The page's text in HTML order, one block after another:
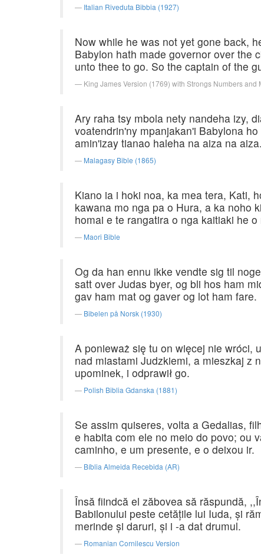
Italian Riveduta Bibbia (1927)
Now while he was not yet gone back,
Babylon hath made governor over the
unto thee to go. So the captain of the
King James Version (1769) with Strongs Numbers and
Ary raha tsy mbola nety nandeha izy,
voatendrin'ny mpanjakan'i Babylona
amin'izay tianao haleha na aiza na
Malagasy Bible (1865)
Kiano ia i hoki noa, ka mea tera, Kati,
kawana mo nga pa o Hura, a ka noho
homai e te rangatira o nga kaitiaki he
Maori Bible
Og da han ennu ikke vendte sig til
satt over Judas byer, og bli hos ham
gav ham mat og gaver og lot ham fare.
Bibelen på Norsk (1930)
A ponieważ się tu on więcej nie wróci,
nad miastami Judzkiemi, a mieszkaj z
upominek, i odprawił go.
Polish Biblia Gdanska (1881)
Se assim quiseres, volta a Gedalias,
e habita com ele no meio do povo; ou
caminho, e um presente, e o deixou ir.
Bíblia Almeida Recebida (AR)
Însă fiindcă el zăbovea să răspundă,
Babilonului peste cetăţile lui Iuda, şi
merinde şi daruri, şi i -a dat drumul.
Romanian Cornilescu Version